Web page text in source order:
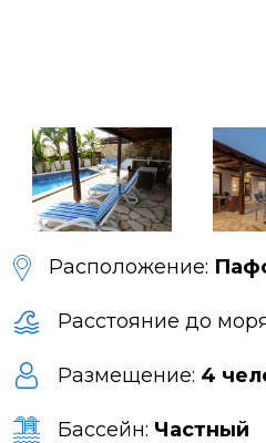
Расположение:
Расстояние до
Размещение: 4
Бассейн: Частный